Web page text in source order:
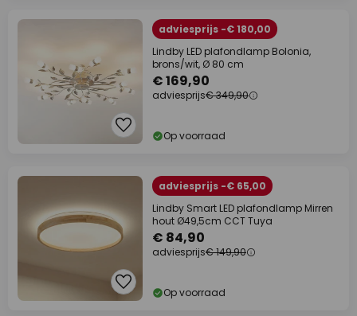
adviesprijs -€ 180,00
Lindby LED plafondlamp Bolonia,
brons/wit, Ø 80 cm
€ 169,90
adviesprijs€ 349,90
Op voorraad
adviesprijs -€ 65,00
Lindby Smart LED plafondlamp Mirren
hout Ø49,5cm CCT Tuya
€ 84,90
adviesprijs€ 149,90
Op voorraad